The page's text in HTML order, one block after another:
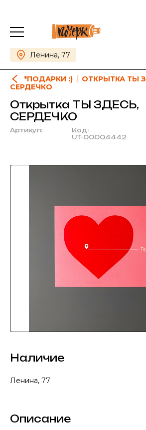
Ленина, 77
*ПОДАРКИ :)
ОТКРЫТКА ТЫ
СЕРДЕЧКО
Открытка ТЫ ЗДЕСЬ,
СЕРДЕЧКО
Артикул:
Код:
UT-00004442
Наличие
Ленина, 77
Описание